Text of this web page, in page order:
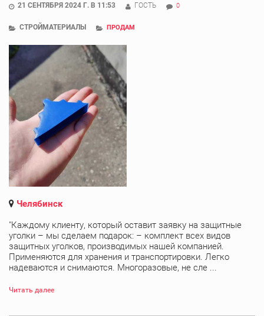
21 СЕНТЯБРЯ 2024 Г. В 11:53 ГОСТЬ 0
СТРОЙМАТЕРИАЛЫ ПРОДАМ
Челябинск
"Каждому клиенту, который оставит заявку на защитные
уголки – мы сделаем подарок: – комплект всех видов
защитных уголков, производимых нашей компанией.
Применяются для хранения и транспортировки. Легко
надеваются и снимаются. Многоразовые, не сле ...
Читать далее